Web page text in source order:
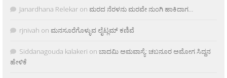
Janardhana Relekar on ಮರದ ನೆರಳನು ಮರವೇ ನುಂಗಿ ಹಾಕಿದಾಗ…
rjnivah on ಮನಸೂರೆಗೊಳ್ಳುವ ಲೈಟ್ಲಮ್ ಕಣಿವೆ
Siddanagouda kalakeri on ಬಾದಮಿ ಅಮವಾಸ್ಯೆ: ಚಬನೂರ ಅಮೋಗ ಸಿದ್ದನ
ಹೇಳಿಕೆ